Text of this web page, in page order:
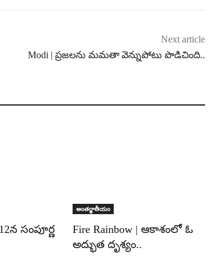
Next article
Modi | ప్రజలను మమతా వెన్నుపోటు పొడిచింది..
సంపూర్ణ
అంతర్జాతీయం
Fire Rainbow | ఆకాశంలో ఓ
అద్భుత దృశ్యం..